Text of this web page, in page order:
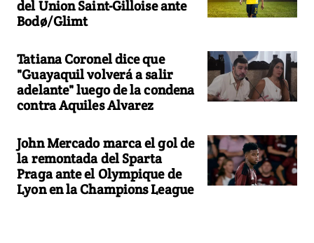
del Union Saint-Gilloise ante
Bodø/Glimt
Tatiana Coronel dice que
"Guayaquil volverá a salir
adelante" luego de la condena
contra Aquiles Alvarez
John Mercado marca el gol de
la remontada del Sparta
Praga ante el Olympique de
Lyon en la Champions League